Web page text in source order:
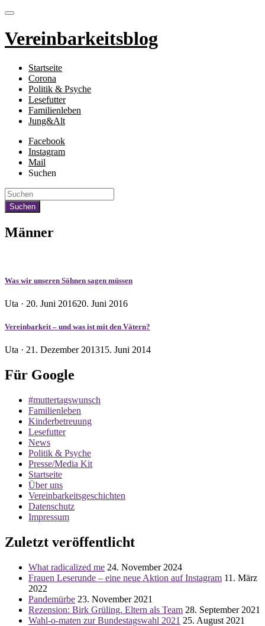
Vereinbarkeitsblog
Startseite
Corona
Politik & Psyche
Lesefutter
Familienleben
Jung&Alt
Facebook
Instagram
Mail
Suchen
Männer
Was wir unseren Söhnen sagen müssen
Uta · Veröffentlicht
20. Juni 201620. Juni 2016
Vereinbarkeit – und was ist mit den Vätern?
Uta · Veröffentlicht
21. Dezember 201315. Juni 2014
Für Google
#muttertagswunsch
Familienleben
Kinderbetreuung
Lesefutter
News
Politik & Psyche
Presse/Media Kit
Startseite
Über uns
Vereinbarkeitsgeschichten
Datenschutz
Impressum
Zuletzt veröffentlicht
What radicalized me 24. November 2024
Frauen Leserunde – eine neue Aktion auf Instagram 11. März
2022
Pandemürbe 23. November 2021
Rezension: Birk Grüling. Eltern als Team 28. September 2021
Wahl-o-maten zur Bundestagswahl 2021 25. August 2021